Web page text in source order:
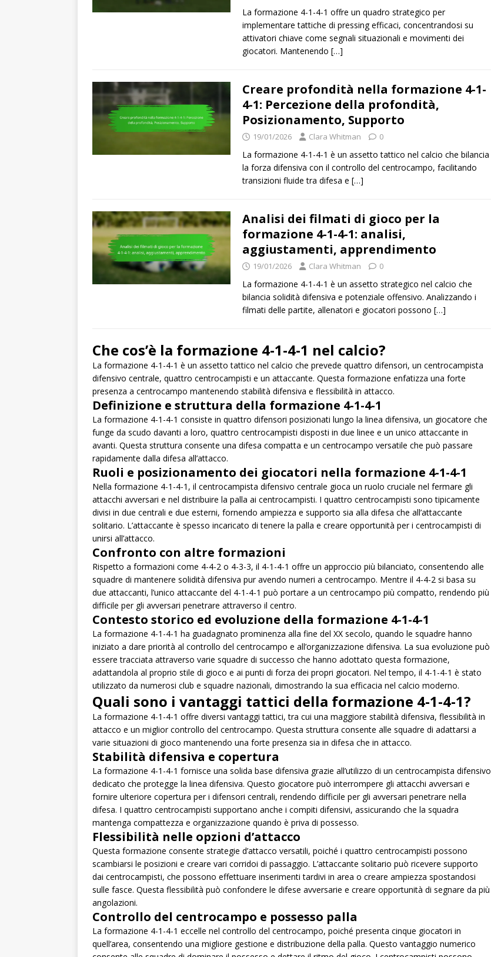
La formazione 4-1-4-1 offre un quadro strategico per
implementare tattiche di pressing efficaci, concentrandosi su
attivatori chiave come segnali situazionali e movimenti dei
giocatori. Mantenendo […]
Creare profondità nella formazione 4-1-
4-1: Percezione della profondità,
Posizionamento, Supporto
19/01/2026 Clara Whitman 0
La formazione 4-1-4-1 è un assetto tattico nel calcio che bilancia
la forza difensiva con il controllo del centrocampo, facilitando
transizioni fluide tra difesa e […]
Analisi dei filmati di gioco per la
formazione 4-1-4-1: analisi,
aggiustamenti, apprendimento
19/01/2026 Clara Whitman 0
La formazione 4-1-4-1 è un assetto strategico nel calcio che
bilancia solidità difensiva e potenziale offensivo. Analizzando i
filmati delle partite, allenatori e giocatori possono […]
Che cos’è la formazione 4-1-4-1 nel calcio?
La formazione 4-1-4-1 è un assetto tattico nel calcio che prevede quattro difensori, un centrocampista
difensivo centrale, quattro centrocampisti e un attaccante. Questa formazione enfatizza una forte
presenza a centrocampo mantenendo stabilità difensiva e flessibilità in attacco.
Definizione e struttura della formazione 4-1-4-1
La formazione 4-1-4-1 consiste in quattro difensori posizionati lungo la linea difensiva, un giocatore che
funge da scudo davanti a loro, quattro centrocampisti disposti in due linee e un unico attaccante in
avanti. Questa struttura consente una difesa compatta e un centrocampo versatile che può passare
rapidamente dalla difesa all’attacco.
Ruoli e posizionamento dei giocatori nella formazione 4-1-4-1
Nella formazione 4-1-4-1, il centrocampista difensivo centrale gioca un ruolo cruciale nel fermare gli
attacchi avversari e nel distribuire la palla ai centrocampisti. I quattro centrocampisti sono tipicamente
divisi in due centrali e due esterni, fornendo ampiezza e supporto sia alla difesa che all’attaccante
solitario. L’attaccante è spesso incaricato di tenere la palla e creare opportunità per i centrocampisti di
unirsi all’attacco.
Confronto con altre formazioni
Rispetto a formazioni come 4-4-2 o 4-3-3, il 4-1-4-1 offre un approccio più bilanciato, consentendo alle
squadre di mantenere solidità difensiva pur avendo numeri a centrocampo. Mentre il 4-4-2 si basa su
due attaccanti, l’unico attaccante del 4-1-4-1 può portare a un centrocampo più compatto, rendendo più
difficile per gli avversari penetrare attraverso il centro.
Contesto storico ed evoluzione della formazione 4-1-4-1
La formazione 4-1-4-1 ha guadagnato prominenza alla fine del XX secolo, quando le squadre hanno
iniziato a dare priorità al controllo del centrocampo e all’organizzazione difensiva. La sua evoluzione può
essere tracciata attraverso varie squadre di successo che hanno adottato questa formazione,
adattandola al proprio stile di gioco e ai punti di forza dei propri giocatori. Nel tempo, il 4-1-4-1 è stato
utilizzato da numerosi club e squadre nazionali, dimostrando la sua efficacia nel calcio moderno.
Quali sono i vantaggi tattici della formazione 4-1-4-1?
La formazione 4-1-4-1 offre diversi vantaggi tattici, tra cui una maggiore stabilità difensiva, flessibilità in
attacco e un miglior controllo del centrocampo. Questa struttura consente alle squadre di adattarsi a
varie situazioni di gioco mantenendo una forte presenza sia in difesa che in attacco.
Stabilità difensiva e copertura
La formazione 4-1-4-1 fornisce una solida base difensiva grazie all’utilizzo di un centrocampista difensivo
dedicato che protegge la linea difensiva. Questo giocatore può interrompere gli attacchi avversari e
fornire ulteriore copertura per i difensori centrali, rendendo difficile per gli avversari penetrare nella
difesa. I quattro centrocampisti supportano anche i compiti difensivi, assicurando che la squadra
mantenga compattezza e organizzazione quando è priva di possesso.
Flessibilità nelle opzioni d’attacco
Questa formazione consente strategie d’attacco versatili, poiché i quattro centrocampisti possono
scambiarsi le posizioni e creare vari corridoi di passaggio. L’attaccante solitario può ricevere supporto
dai centrocampisti, che possono effettuare inserimenti tardivi in area o creare ampiezza spostandosi
sulle fasce. Questa flessibilità può confondere le difese avversarie e creare opportunità di segnare da più
angolazioni.
Controllo del centrocampo e possesso palla
La formazione 4-1-4-1 eccelle nel controllo del centrocampo, poiché presenta cinque giocatori in
quell’area, consentendo una migliore gestione e distribuzione della palla. Questo vantaggio numerico